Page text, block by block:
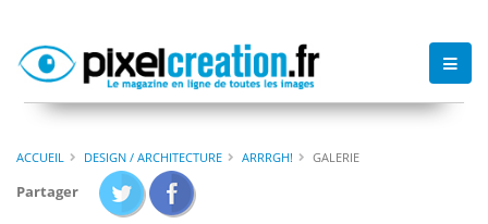
ACCUEIL DESIGN / ARCHITECTURE ARRRGH! GALERIE
Partager